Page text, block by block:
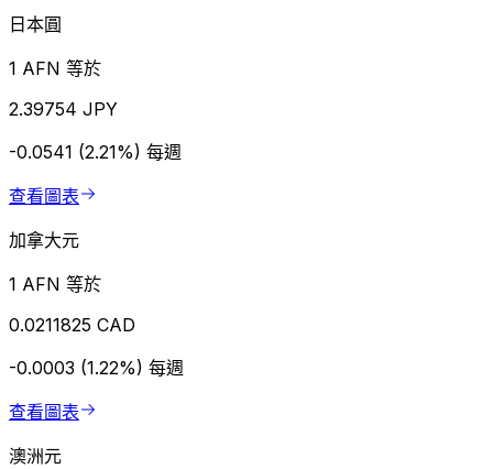
日本圓
1 AFN 等於
2.39754 JPY
-0.0541 (2.21%) 每週
查看圖表
加拿大元
1 AFN 等於
0.0211825 CAD
-0.0003 (1.22%) 每週
查看圖表
澳洲元